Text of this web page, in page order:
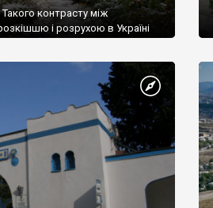
контрасту між
і розрухою в Україні